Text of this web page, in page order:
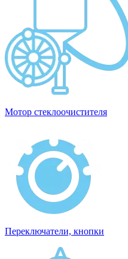
Мотор стеклоочистителя
Переключатели, кнопки